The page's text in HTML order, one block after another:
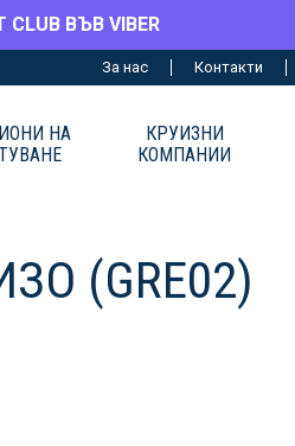
ВЪВ VIBER
За нас Контакти
НА
КРУИЗНИ
КОМПАНИИ
(GRE02)